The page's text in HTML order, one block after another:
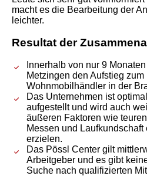
macht es die Bearbeitung der
leichter.
Resultat der
Innerhalb von nur 9
Metzingen den Aufstieg
Wohnmobilhändler in der
Das Unternehmen ist
aufgestellt und wird auch
äußeren Faktoren wie
Messen und
erzielen.
Das Pössl Center gilt
Arbeitgeber und es gibt
Suche nach qualifizierten